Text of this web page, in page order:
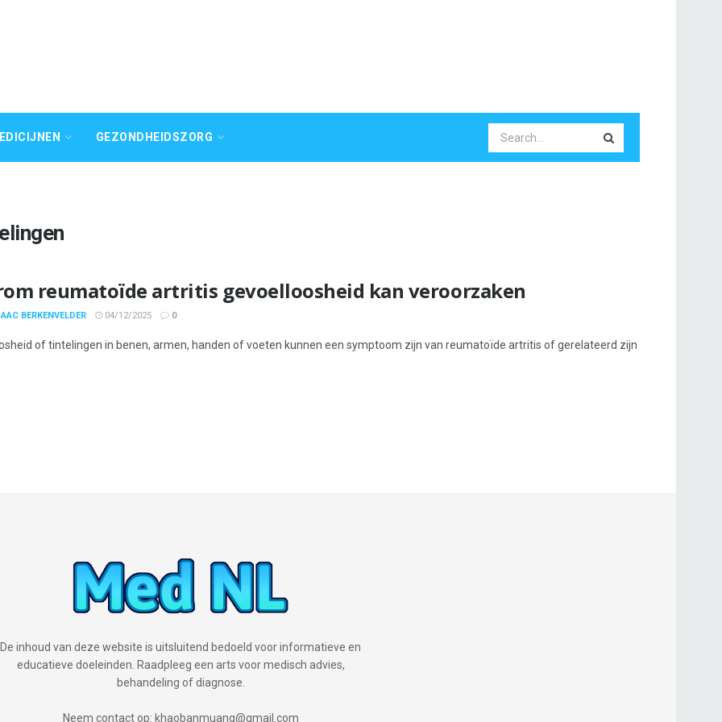
GEZONDHEIDSZORG
reumatoïde artritis gevoelloosheid kan veroorzaken
BERKENVELDER 04/12/2025 0
of tintelingen in benen, armen, handen of voeten kunnen een symptoom zijn van reumatoïde artritis of gerelateerd zijn
De inhoud van deze website is uitsluitend bedoeld voor informatieve en
educatieve doeleinden. Raadpleeg een arts voor medisch advies,
behandeling of diagnose.
Neem contact op: khaobanmuang@gmail.com